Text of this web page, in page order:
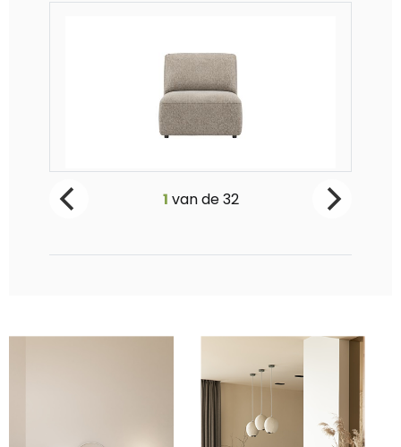
Merano, 1-zits - zonder armen
Vanaf €679
- 0 +
1 van de32